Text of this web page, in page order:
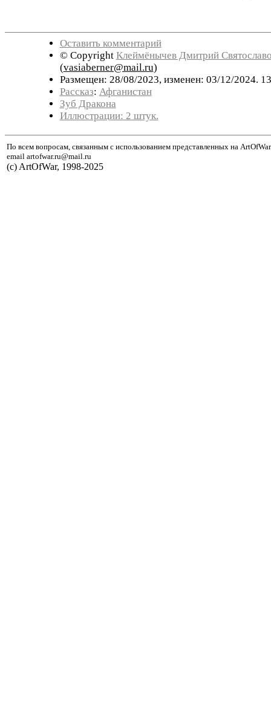
Оставить комментарий
© Copyright Клеймёнычев Дмитрий
(vasiaberner@mail.ru)
Размещен: 28/08/2023, изменен: 03/12/2024.
Рассказ: Афганистан
Зуб Дракона
Иллюстрации: 2 штук.
По всем вопросам, связанным с использованием представленных на
email artofwar.ru@mail.ru
(с) ArtOfWar, 1998-2025